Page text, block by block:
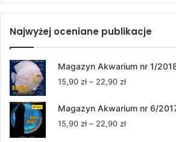
Najwyżej oceniane publikacje
Magazyn Akwarium nr 1/
15,90 zł – 22,90 złZakres
od
Magazyn Akwarium nr 6/
15,90 zł – 22,90 złZakres